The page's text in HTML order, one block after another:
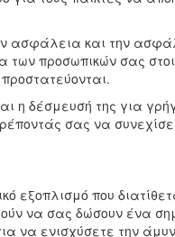
ασφάλεια και την
προσωπικών σας
η δέσμευσή της για
σας να
εξοπλισμό που
να σας δώσουν ένα
να ενισχύσετε την